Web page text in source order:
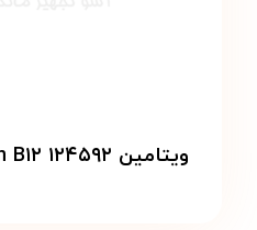
ویتامین Vitamin B۱۲ ۱۲۴۵۹۲